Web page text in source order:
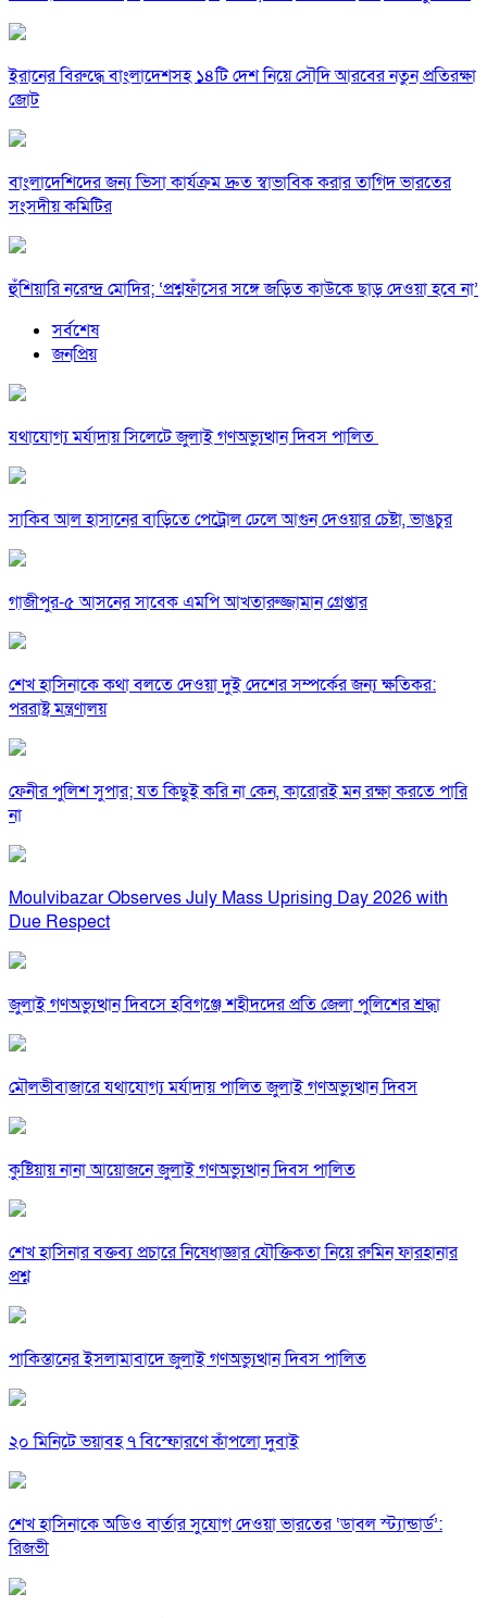
ইরানের বিরুদ্ধে বাংলাদেশসহ ১৪টি দেশ নিয়ে সৌদি আরবের নতুন প্রতিরক্ষা
জোট
বাংলাদেশিদের জন্য ভিসা কার্যক্রম দ্রুত স্বাভাবিক করার তাগিদ ভারতের
সংসদীয় কমিটির
হুঁশিয়ারি নরেন্দ্র মোদির; ‘প্রশ্নফাঁসের সঙ্গে জড়িত কাউকে ছাড় দেওয়া হবে না’
সর্বশেষ
জনপ্রিয়
যথাযোগ্য মর্যাদায় সিলেটে জুলাই গণঅভ্যুত্থান দিবস পালিত
সাকিব আল হাসানের বাড়িতে পেট্রোল ঢেলে আগুন দেওয়ার চেষ্টা, ভাঙচুর
গাজীপুর-৫ আসনের সাবেক এমপি আখতারুজ্জামান গ্রেপ্তার
শেখ হাসিনাকে কথা বলতে দেওয়া দুই দেশের সম্পর্কের জন্য ক্ষতিকর:
পররাষ্ট্র মন্ত্রণালয়
ফেনীর পুলিশ সুপার; যত কিছুই করি না কেন, কারোরই মন রক্ষা করতে পারি
না
Moulvibazar Observes July Mass Uprising Day 2026 with
Due Respect
জুলাই গণঅভ্যুত্থান দিবসে হবিগঞ্জে শহীদদের প্রতি জেলা পুলিশের শ্রদ্ধা
মৌলভীবাজারে যথাযোগ্য মর্যাদায় পালিত জুলাই গণঅভ্যুত্থান দিবস
কুষ্টিয়ায় নানা আয়োজনে জুলাই গণঅভ্যুত্থান দিবস পালিত
শেখ হাসিনার বক্তব্য প্রচারে নিষেধাজ্ঞার যৌক্তিকতা নিয়ে রুমিন ফারহানার
প্রশ্ন
পাকিস্তানের ইসলামাবাদে জুলাই গণঅভ্যুত্থান দিবস পালিত
২০ মিনিটে ভয়াবহ ৭ বিস্ফোরণে কাঁপলো দুবাই
শেখ হাসিনাকে অডিও বার্তার সুযোগ দেওয়া ভারতের ‘ডাবল স্ট্যান্ডার্ড’:
রিজভী